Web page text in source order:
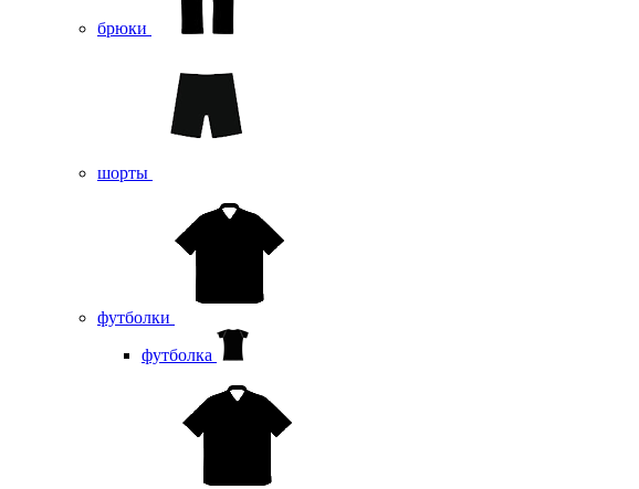
брюки
шорты
футболки
футболка